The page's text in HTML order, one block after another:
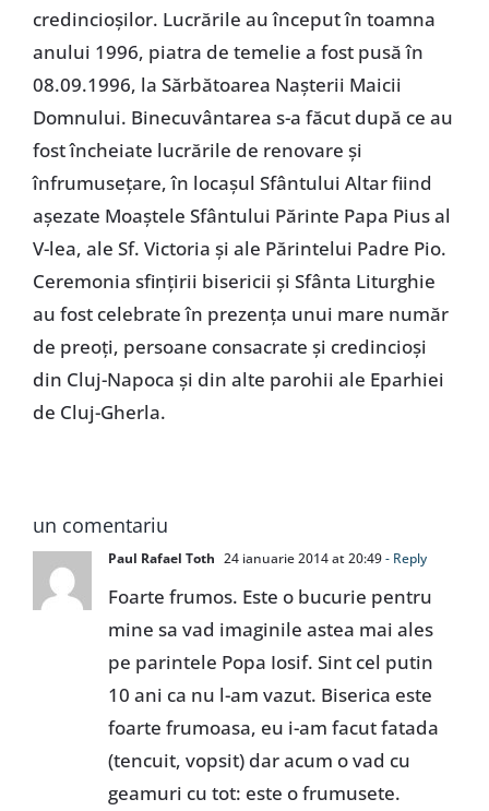
credincioşilor. Lucrările au început în toamna
anului 1996, piatra de temelie a fost pusă în
08.09.1996, la Sărbătoarea Naşterii Maicii
Domnului. Binecuvântarea s-a făcut după ce au
fost încheiate lucrările de renovare şi
înfrumuseţare, în locaşul Sfântului Altar fiind
aşezate Moaştele Sfântului Părinte Papa Pius al
V-lea, ale Sf. Victoria şi ale Părintelui Padre Pio.
Ceremonia sfinţirii bisericii şi Sfânta Liturghie
au fost celebrate în prezenţa unui mare număr
de preoţi, persoane consacrate şi credincioşi
din Cluj-Napoca şi din alte parohii ale Eparhiei
de Cluj-Gherla.
un comentariu
Paul Rafael Toth 24 ianuarie 2014 at 20:49- Reply
Foarte frumos. Este o bucurie pentru
mine sa vad imaginile astea mai ales
pe parintele Popa Iosif. Sint cel putin
10 ani ca nu l-am vazut. Biserica este
foarte frumoasa, eu i-am facut fatada
(tencuit, vopsit) dar acum o vad cu
geamuri cu tot: este o frumusete.